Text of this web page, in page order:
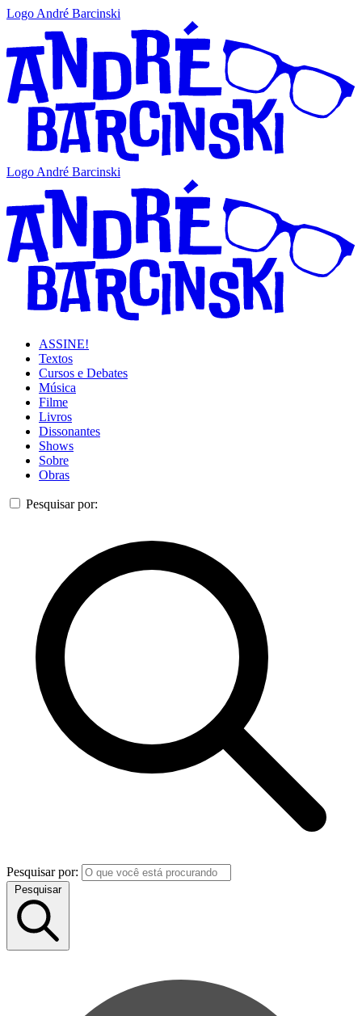
Logo André Barcinski
Logo André Barcinski
ASSINE!
Textos
Cursos e Debates
Música
Filme
Livros
Dissonantes
Shows
Sobre
Obras
Pesquisar por:
Pesquisar por:
Pesquisar